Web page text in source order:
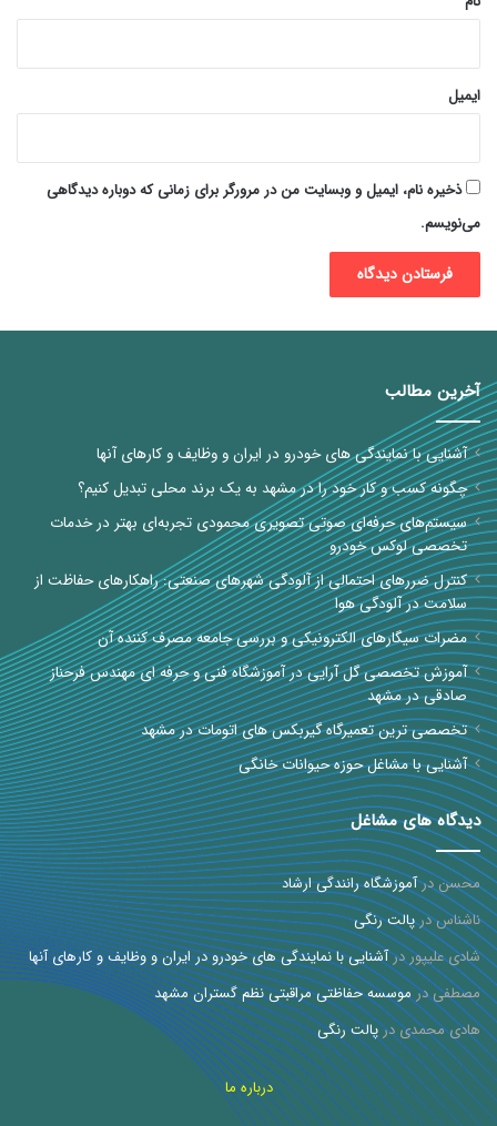
ایمیل
ذخیره نام، ایمیل و وبسایت من در مرورگر برای زمانی که دوباره دیدگاهی
می‌نویسم.
آخرین مطالب
آشنایی با نمایندگی های خودرو در ایران و وظایف و کارهای آنها
چگونه کسب و کار خود را در مشهد به یک برند محلی تبدیل کنیم؟
سیستم‌های حرفه‌ای صوتی تصویری محمودی تجربه‌ای بهتر در خدمات
تخصصی لوکس خودرو
کنترل ضررهای احتمالی از آلودگی شهرهای صنعتی: راهکارهای حفاظت از
سلامت در آلودگی هوا
مضرات سیگارهای الکترونیکی و بررسی جامعه مصرف کننده آن
آموزش تخصصی گل آرایی در آموزشگاه فنی و حرفه ای مهندس فرحناز
صادقی در مشهد
تخصصی ترین تعمیرگاه گیربکس های اتومات در مشهد
آشنایی با مشاغل حوزه حیوانات خانگی
دیدگاه های مشاغل
محسندرآموزشگاه رانندگی ارشاد
ناشناسدرپالت رنگی
شادی علیپوردرآشنایی با نمایندگی های خودرو در ایران و وظایف و کارهای آنها
مصطفیدرموسسه حفاظتی مراقبتی نظم گستران مشهد
هادی محمدیدرپالت رنگی
درباره ما